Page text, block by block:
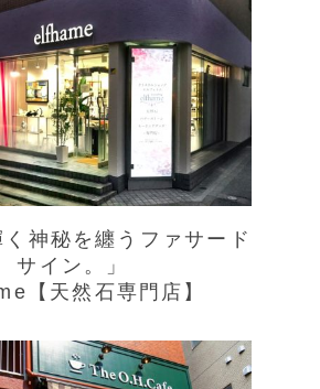
く神秘を纏うファサード
サイン。」
【天然石専門店】